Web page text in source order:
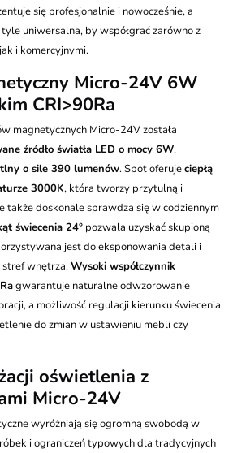
się profesjonalnie i nowocześnie, a
uniwersalna, by współgrać zarówno z
i komercyjnymi.
Micro-24V 6W
CRI>90Ra
magnetycznych Micro-24V została
źródło światła LED o mocy 6W,
o sile 390 lumenów. Spot oferujeciepłą
3000K, która tworzy przytulną i
także doskonale sprawdza się w codziennym
świecenia 24° pozwala uzyskać skupioną
jest do eksponowania detali i
wnętrza.Wysoki współczynnik
gwarantuje naturalne odwzorowanie
a możliwość regulacji kierunku świecenia,
do zmian w ustawieniu mebli czy
oświetlenia z
Micro-24V
wyróżniają się ogromną swobodą w
i ograniczeń typowych dla tradycyjnych